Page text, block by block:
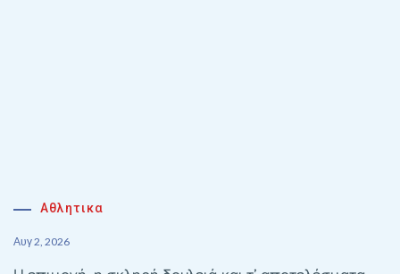
Αθλητικα
Αυγ 2, 2026